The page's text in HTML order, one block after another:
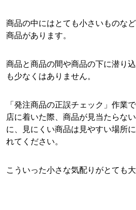
商品の中にはとても小さいものな
商品があります。
商品と商品の間や商品の下に潜り
も少なくはありません。
「発注商品の正誤チェック」作業
店に着いた際、商品が見当たらな
に、見にくい商品は見やすい場所
れてください。
こういった小さな気配りがとても大